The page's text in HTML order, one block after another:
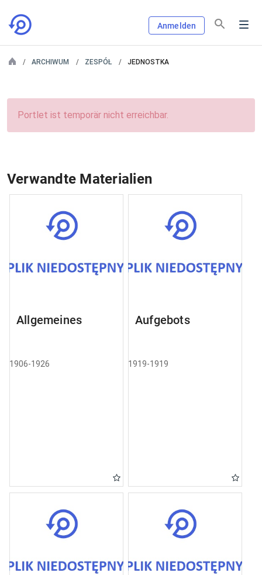
Anmelden
ARCHIWUM ZESPÓŁ JEDNOSTKA
Portlet ist temporär nicht erreichbar.
Verwandte Materialien
Allgemeines
1906-1926
Aufgebots
1919-1919